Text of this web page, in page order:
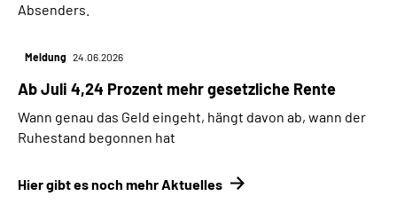
Absenders.
Meldung 24.06.2026
Ab Juli 4,24 Prozent mehr gesetzliche Rente
Wann genau das Geld eingeht, hängt davon ab, wann der
Ruhestand begonnen hat
Hier gibt es noch mehr Aktuelles